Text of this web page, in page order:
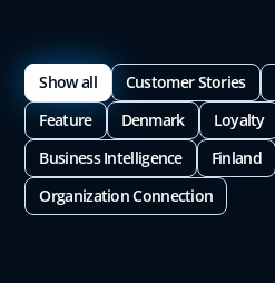
Show all Customer Stories
Feature
Denmark Loyalty
Business Intelligence
Finland
Organization Connection